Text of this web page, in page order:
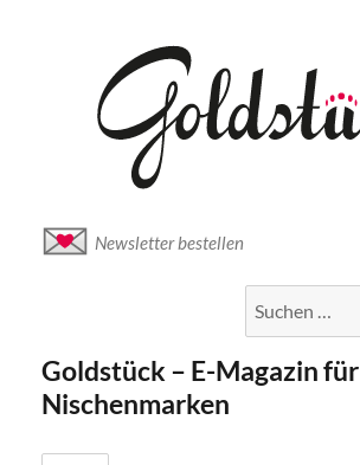
Newsletter bestellen
nach:
Goldstück – E-Magazin für
Nischenmarken